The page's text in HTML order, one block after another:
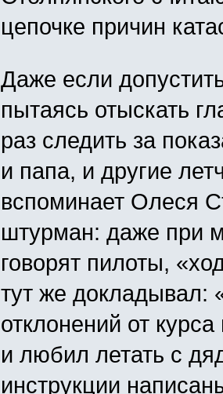
цепочке причин
Даже если
пытаясь отыскать
раз следить за
и папа, и другие
вспоминает Олеся
штурман: даже при
говорят пилоты,
тут же докладывал:
отклонений от
и любил летать с
инструкции